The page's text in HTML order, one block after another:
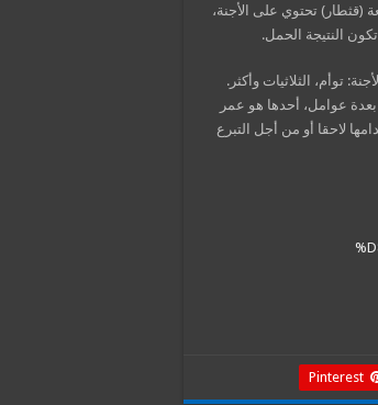
(قثطار) تحتوي على الأجنة،
النتيجة الحمل.
توأم، الثلاثيات وأكثر.
بعدة عوامل، أحدها هو عمر
لاحقا أو من أجل التبرع
Pinterest